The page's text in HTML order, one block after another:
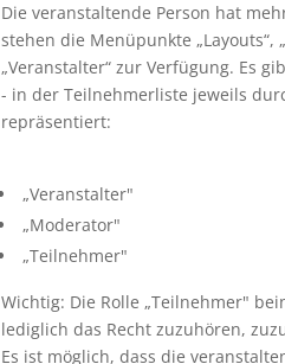
Die veranstaltende Person hat
stehen die Menüpunkte „Layouts“,
„Veranstalter“ zur Verfügung. Es
- in der Teilnehmerliste jeweils
repräsentiert:
„Veranstalter"
„Moderator"
„Teilnehmer"
Wichtig: Die Rolle „Teilnehmer"
lediglich das Recht zuzuhören,
Es ist möglich, dass die